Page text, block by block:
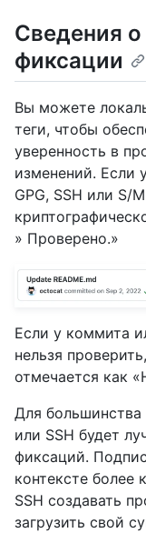
Сведения
фиксации
Вы можете
теги, чтобы
уверенность в
изменений. Если
GPG, SSH или S/
» Проверено.»
Если у коммита
нельзя
отмечается как
Для большинства
или SSH будет
фиксаций.
контексте более
SSH создавать
загрузить свой